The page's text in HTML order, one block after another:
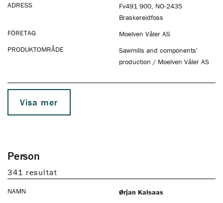
ADRESS
Fv491 900, NO-2435
Braskereidfoss
FÖRETAG
Moelven Våler AS
PRODUKTOMRÅDE
Sawmills and components'
production / Moelven Våler AS
Visa mer
Person
341 resultat
NAMN Ørjan Kalsaas